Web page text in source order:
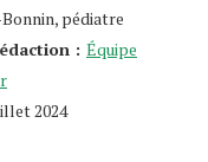
pédiatre
: Équipe
2024